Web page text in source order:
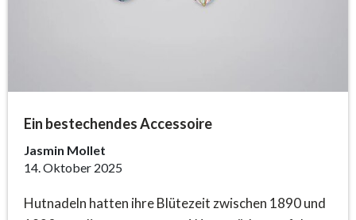
Ein bestechendes Accessoire
Jasmin Mollet
14. Oktober 2025
Hutnadeln hatten ihre Blütezeit zwischen 1890 und